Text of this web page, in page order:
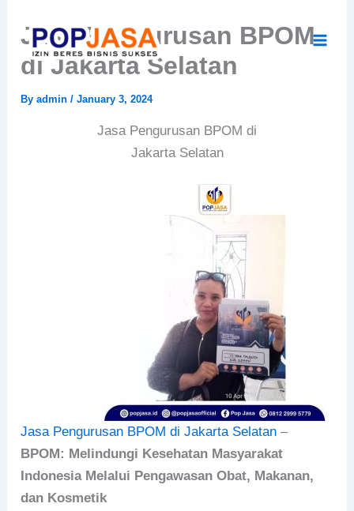
content
Jasa Pengurusan BPOM
di Jakarta Selatan
Byadmin/January 3, 2024
Jasa Pengurusan BPOM di
Jakarta Selatan
Jasa Pengurusan BPOM di Jakarta Selatan –
BPOM: Melindungi Kesehatan Masyarakat
Indonesia Melalui Pengawasan Obat, Makanan,
dan Kosmetik